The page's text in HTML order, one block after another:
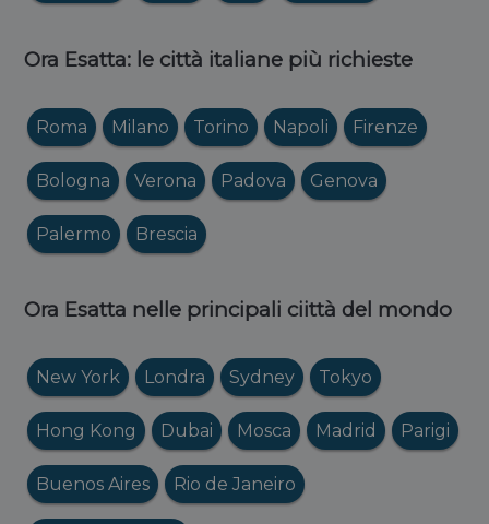
Ora Esatta: le città italiane più richieste
Roma Milano Torino Napoli Firenze
Bologna Verona Padova Genova
Palermo Brescia
Ora Esatta nelle principali ciittà del mondo
New York Londra Sydney Tokyo
Hong Kong Dubai Mosca Madrid Parigi
Buenos Aires Rio de Janeiro